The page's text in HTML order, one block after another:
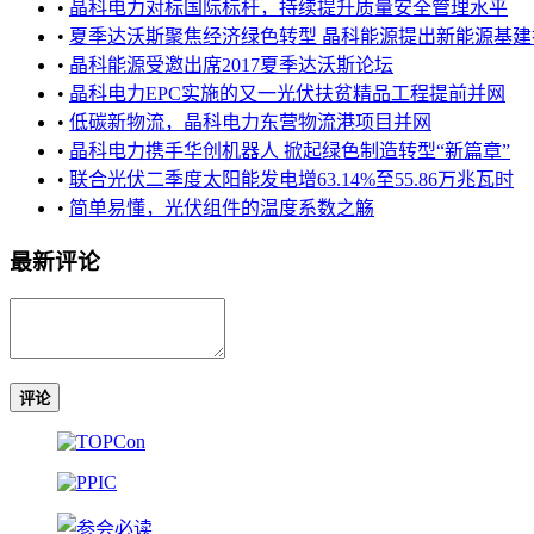
• 晶科电力对标国际标杆，持续提升质量安全管理水平
• 夏季达沃斯聚焦经济绿色转型 晶科能源提出新能源基
• 晶科能源受邀出席2017夏季达沃斯论坛
• 晶科电力EPC实施的又一光伏扶贫精品工程提前并网
• 低碳新物流，晶科电力东营物流港项目并网
• 晶科电力携手华创机器人 掀起绿色制造转型“新篇章”
• 联合光伏二季度太阳能发电增63.14%至55.86万兆瓦时
• 简单易懂，光伏组件的温度系数之觞
最新评论
评论